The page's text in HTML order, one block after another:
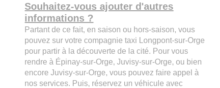
Souhaitez-vous ajouter d'autres
informations ?
Partant de ce fait, en saison ou hors-saison, vous
pouvez sur votre compagnie taxi Longpont-sur-Orge
pour partir à la découverte de la cité. Pour vous
rendre à Épinay-sur-Orge, Juvisy-sur-Orge, ou bien
encore Juvisy-sur-Orge, vous pouvez faire appel à
nos services. Puis, réservez un véhicule avec